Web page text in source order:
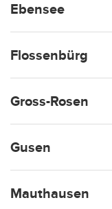
Ebensee
Flossenbürg
Gross-Rosen
Gusen
Mauthausen